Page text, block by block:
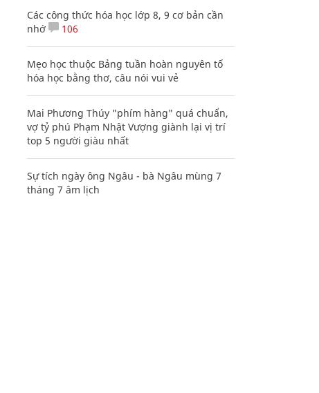
Các công thức hóa học lớp 8, 9 cơ bản cần
nhớ
106
Mẹo học thuộc Bảng tuần hoàn nguyên tố
hóa học bằng thơ, câu nói vui vẻ
Mai Phương Thúy "phím hàng" quá chuẩn,
vợ tỷ phú Phạm Nhật Vượng giành lại vị trí
top 5 người giàu nhất
Sự tích ngày ông Ngâu - bà Ngâu mùng 7
tháng 7 âm lịch